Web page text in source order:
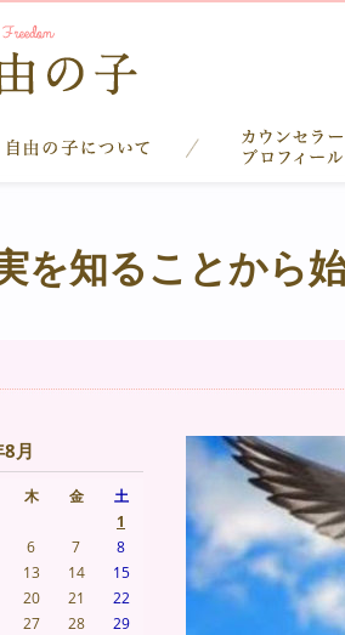
を知ることから
月
木 金 土
1
6 7
8
13 14
15
20 21
22
27 28
29